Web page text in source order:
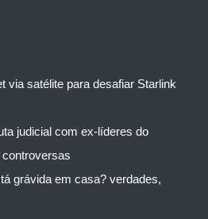
via satélite para desafiar Starlink
judicial com ex-líderes do
grávida em casa? verdades,